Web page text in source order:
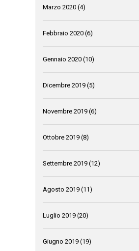
Marzo 2020 (4)
Febbraio 2020 (6)
Gennaio 2020 (10)
Dicembre 2019 (5)
Novembre 2019 (6)
Ottobre 2019 (8)
Settembre 2019 (12)
Agosto 2019 (11)
Luglio 2019 (20)
Giugno 2019 (19)